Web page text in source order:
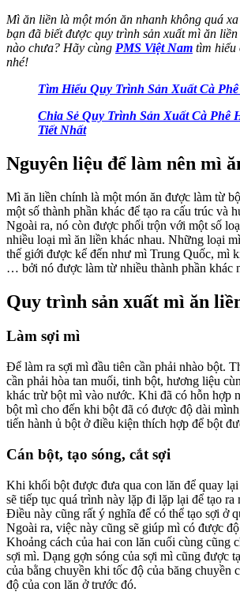
Mì ăn liền là một món ăn nhanh không quá
bạn đã biết được quy trình sản xuất mì ăn
nào chưa? Hãy cùng PMS Việt Nam tìm hiểu
nhé!
Tìm Hiểu Quy Trình Sản Xuất Cà
Chia Sẻ Quy Trình Sản Xuất Cà Phê
Tiết Nhất
Nguyên liệu để làm nên mì
Mì ăn liền chính là một món ăn được làm từ
một số thành phần khác để tạo ra cấu trúc và
Ngoài ra, nó còn được phối trộn với một số
nhiều loại mì ăn liền khác nhau. Những loại
thế giới được kể đến như mì Trung Quốc, mì
… bởi nó được làm từ nhiều thành phần khác
Quy trình sản xuất mì ăn
Làm sợi mì
Để làm ra sợi mì đầu tiên cần phải nhào bột.
cần phải hòa tan muối, tinh bột, hương liệu
khác trừ bột mì vào nước. Khi đã có hỗn hợp
bột mì cho đến khi bột đã có được độ dài
tiến hành ủ bột ở điều kiện thích hợp để bột
Cán bột, tạo sóng, cắt sợi
Khi khối bột được đưa qua con lăn để quay
sẽ tiếp tục quá trình này lặp đi lặp lại để tạo
Điều này cũng rất ý nghĩa để có thể tạo sợi ở
Ngoài ra, việc này cũng sẽ giúp mì có được
Khoảng cách của hai con lăn cuối cùng cũng
sợi mì. Dạng gợn sóng của sợi mì cũng được
của bằng chuyền khi tốc độ của băng chuyền
độ của con lăn ở trước đó.